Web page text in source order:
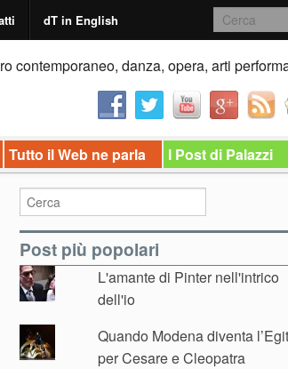
dT in English
contemporaneo, danza, opera, arti
Tutto il Web ne parla I Post di Palazzi
Post più popolari
L'amante di Pinter nell'intrico
dell'io
Quando Modena diventa
per Cesare e Cleopatra